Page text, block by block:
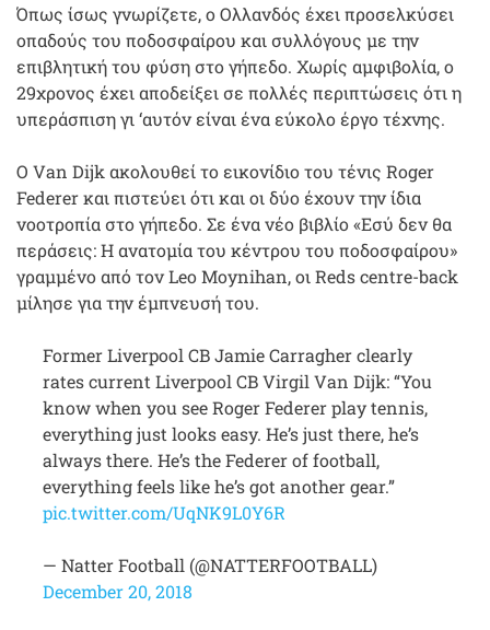
Όπως ίσως γνωρίζετε, ο Ολλανδός έχει προσελκύσει
οπαδούς του ποδοσφαίρου και συλλόγους με την
επιβλητική του φύση στο γήπεδο. Χωρίς αμφιβολία, ο
29χρονος έχει αποδείξει σε πολλές περιπτώσεις ότι η
υπεράσπιση γι ‘αυτόν είναι ένα εύκολο έργο τέχνης.
Ο Van Dijk ακολουθεί το εικονίδιο του τένις Roger
Federer και πιστεύει ότι και οι δύο έχουν την ίδια
νοοτροπία στο γήπεδο. Σε ένα νέο βιβλίο «Εσύ δεν θα
περάσεις: Η ανατομία του κέντρου του ποδοσφαίρου»
γραμμένο από τον Leo Moynihan, οι Reds centre-back
μίλησε για την έμπνευσή του.
Former Liverpool CB Jamie Carragher clearly
rates current Liverpool CB Virgil Van Dijk: “You
know when you see Roger Federer play tennis,
everything just looks easy. He’s just there, he’s
always there. He’s the Federer of football,
everything feels like he’s got another gear.”
pic.twitter.com/UqNK9L0Y6R
— Natter Football (@NATTERFOOTBALL)
December 20, 2018